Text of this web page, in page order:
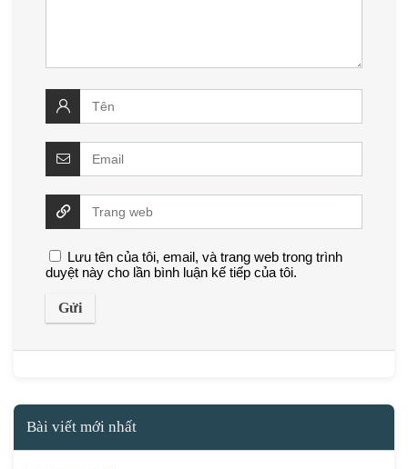
Lưu tên của tôi, email, và trang web trong trình
duyệt này cho lần bình luận kế tiếp của tôi.
Bài viết mới nhất